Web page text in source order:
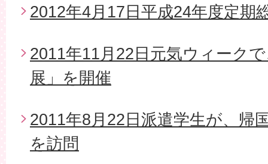
2012年4月17日平成24年度定期
2011年11月22日元気ウィーク
展」を開催
2011年8月22日派遣学生が、帰
を訪問